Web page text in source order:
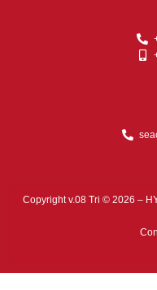
Copyright v.08 Tri © 2026 –